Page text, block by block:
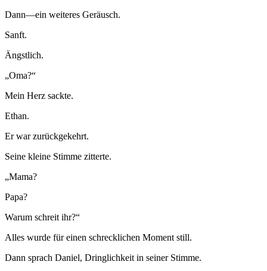
Dann—ein weiteres Geräusch.
Sanft.
Ängstlich.
„Oma?“
Mein Herz sackte.
Ethan.
Er war zurückgekehrt.
Seine kleine Stimme zitterte.
„Mama?
Papa?
Warum schreit ihr?“
Alles wurde für einen schrecklichen Moment still.
Dann sprach Daniel, Dringlichkeit in seiner Stimme.